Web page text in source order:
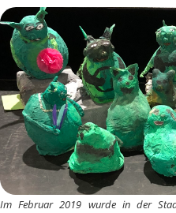
Im Februar 2019 wurde in der